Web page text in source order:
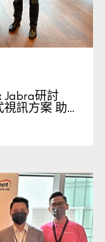
Jabra研討
視訊方案 助…